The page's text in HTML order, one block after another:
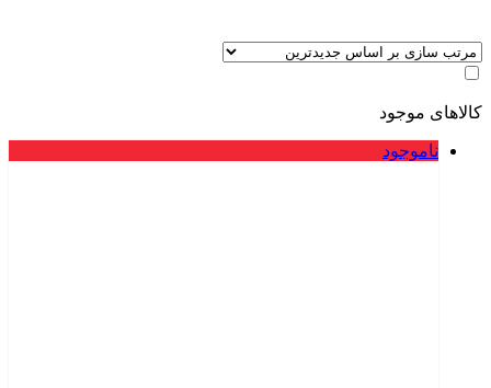
کالاهای موجود
ناموجود